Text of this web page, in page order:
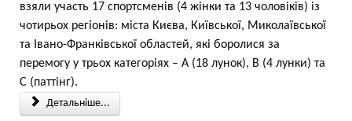
взяли участь 17 спортсменів (4 жінки та 13 чоловіків) із
чотирьох регіонів: міста Києва, Київської, Миколаївської
та Івано-Франківської областей, які боролися за
перемогу у трьох категоріях – А (18 лунок), В (4 лунки) та
С (паттінг).
Детальніше...